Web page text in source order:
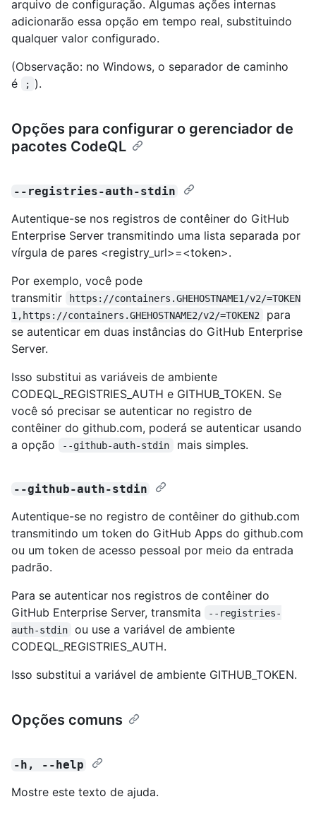
arquivo de configuração. Algumas ações internas
adicionarão essa opção em tempo real, substituindo
qualquer valor configurado.
(Observação: no Windows, o separador de caminho
é
; ).
Opções para configurar o gerenciador de
pacotes CodeQL
--registries-auth-stdin
Autentique-se nos registros de contêiner do GitHub
Enterprise Server transmitindo uma lista separada por
vírgula de pares <registry_url>=<token>.
Por exemplo, você pode
transmitir
https://containers.GHEHOSTNAME1/v2/=TOKEN
1,https://containers.GHEHOSTNAME2/v2/=TOKEN2
para
se autenticar em duas instâncias do GitHub Enterprise
Server.
Isso substitui as variáveis de ambiente
CODEQL_REGISTRIES_AUTH e GITHUB_TOKEN. Se
você só precisar se autenticar no registro de
contêiner do github.com, poderá se autenticar usando
a opção
--github-auth-stdin mais simples.
--github-auth-stdin
Autentique-se no registro de contêiner do github.com
transmitindo um token do GitHub Apps do github.com
ou um token de acesso pessoal por meio da entrada
padrão.
Para se autenticar nos registros de contêiner do
GitHub Enterprise Server, transmita
--registries-
auth-stdin
ou use a variável de ambiente
CODEQL_REGISTRIES_AUTH.
Isso substitui a variável de ambiente GITHUB_TOKEN.
Opções comuns
-h, --help
Mostre este texto de ajuda.